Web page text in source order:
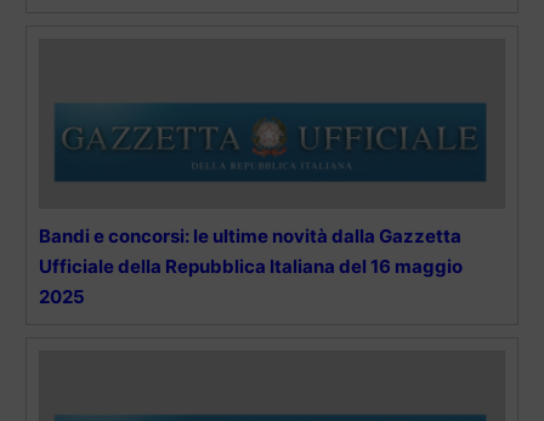
Bandi e concorsi: le ultime novità dalla Gazzetta
Ufficiale della Repubblica Italiana del 16 maggio
2025